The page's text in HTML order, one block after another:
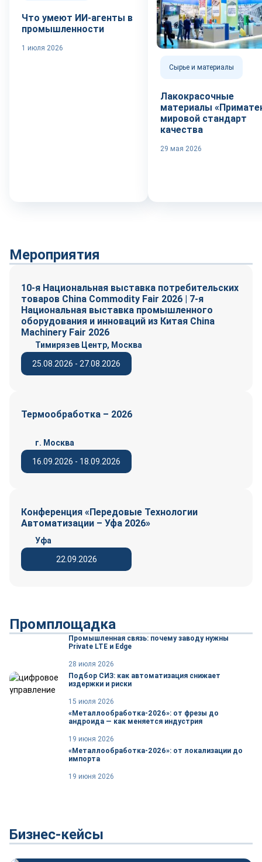
Что умеют ИИ-агенты в
промышленности
1 июля 2026
Сырье и материалы
Лакокрасочные
материалы
мировой стандарт
качества
29 мая 2026
Мероприятия
10-я Национальная выставка потребительских
товаров China Commodity Fair 2026 | 7-я
Национальная выставка промышленного
оборудования и инноваций из Китая China
Machinery Fair 2026
25.08.2026 - 27.08.2026
Тимирязев Центр, Москва
Термообработка – 2026
16.09.2026 - 18.09.2026
г. Москва
Конференция «Передовые Технологии
Автоматизации – Уфа 2026»
22.09.2026
Уфа
Промплощадка
Промышленная связь: почему заводу нужны
Private LTE и Edge
28 июля 2026
Подбор СИЗ: как автоматизация снижает
издержки и риски
15 июля 2026
«Металлообработка-2026»: от фрезы до
андроида — как меняется индустрия
19 июня 2026
«Металлообработка-2026»: от локализации до
импорта
19 июня 2026
Бизнес-кейсы